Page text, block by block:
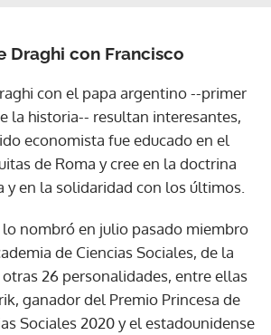
Draghi con Francisco
con el papa argentino --primer
la historia-- resultan interesantes,
economista fue educado en el
de Roma y cree en la doctrina
y en la solidaridad con los últimos.
lo nombró en julio pasado miembro
de Ciencias Sociales, de la
26 personalidades, entre ellas
ganador del Premio Princesa de
Sociales 2020 y el estadounidense